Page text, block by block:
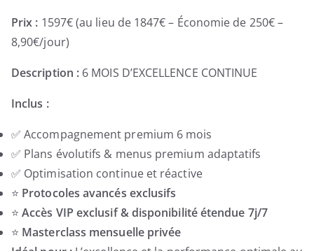
Prix : 1597€ (au lieu de 1847€ – Économie de 250€ –
8,90€/jour)
Description : 6 MOIS D’EXCELLENCE CONTINUE
Inclus :
✅ Accompagnement premium 6 mois
✅ Plans évolutifs & menus premium adaptatifs
✅ Optimisation continue et réactive
⭐ Protocoles avancés exclusifs
⭐Accès VIP exclusif & disponibilité étendue 7j/7
⭐ Masterclass mensuelle privée